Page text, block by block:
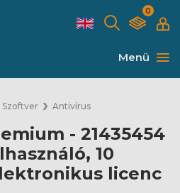
0
Menü
Szoftver Antivírus
- 21435454
10
licenc